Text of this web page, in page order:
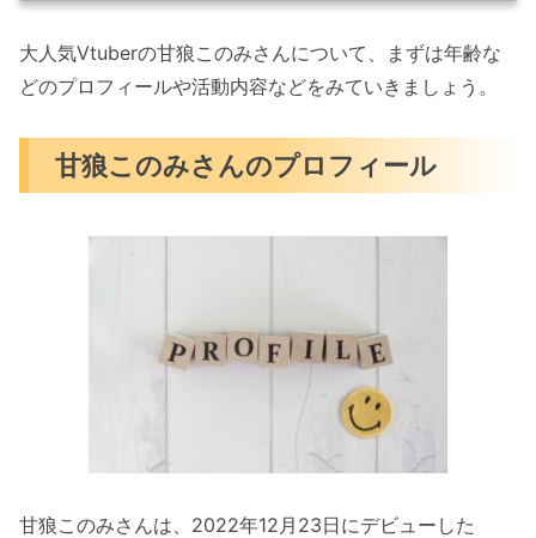
大人気Vtuberの甘狼このみさんについて、まずは年齢な
どのプロフィールや活動内容などをみていきましょう。
甘狼このみさんのプロフィール
甘狼このみさんは、2022年12月23日にデビューした